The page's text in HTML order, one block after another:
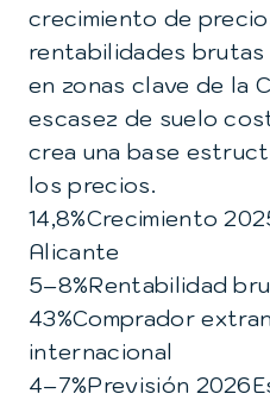
crecimiento de
rentabilidades
en zonas clave de la
escasez de suelo
crea una base
los precios.
14,8%Crecimiento
Alicante
5–8%Rentabilidad
43%Comprador
internacional
4–7%Previsión 2026